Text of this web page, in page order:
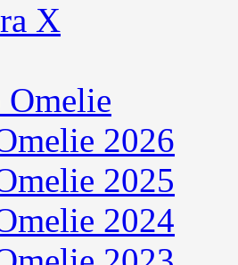
X
2026
2025
2024